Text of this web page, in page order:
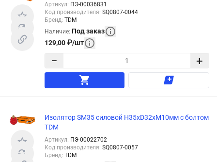
Артикул: ПЭ-00036831
Код производителя: SQ0807-0044
Бренд: TDM
Наличие: Под заказ
129,00 ₽/шт
− +
Изолятор SM35 силовой H35xD32xM10мм с болтом
TDM
Артикул: ПЭ-00022702
Код производителя: SQ0807-0057
Бренд: TDM